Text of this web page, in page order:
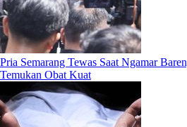
Pria Semarang Tewas Saat Ngamar
Temukan Obat Kuat